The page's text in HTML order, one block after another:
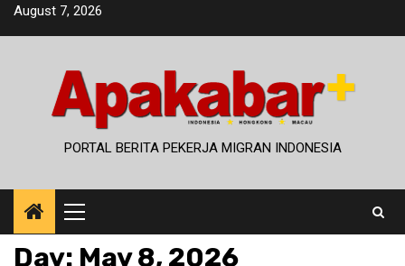
SkipAugust 7, 2026
PORTAL BERITA PEKERJA MIGRAN INDONESIA
Primary
Menu
Day: May 8, 2026